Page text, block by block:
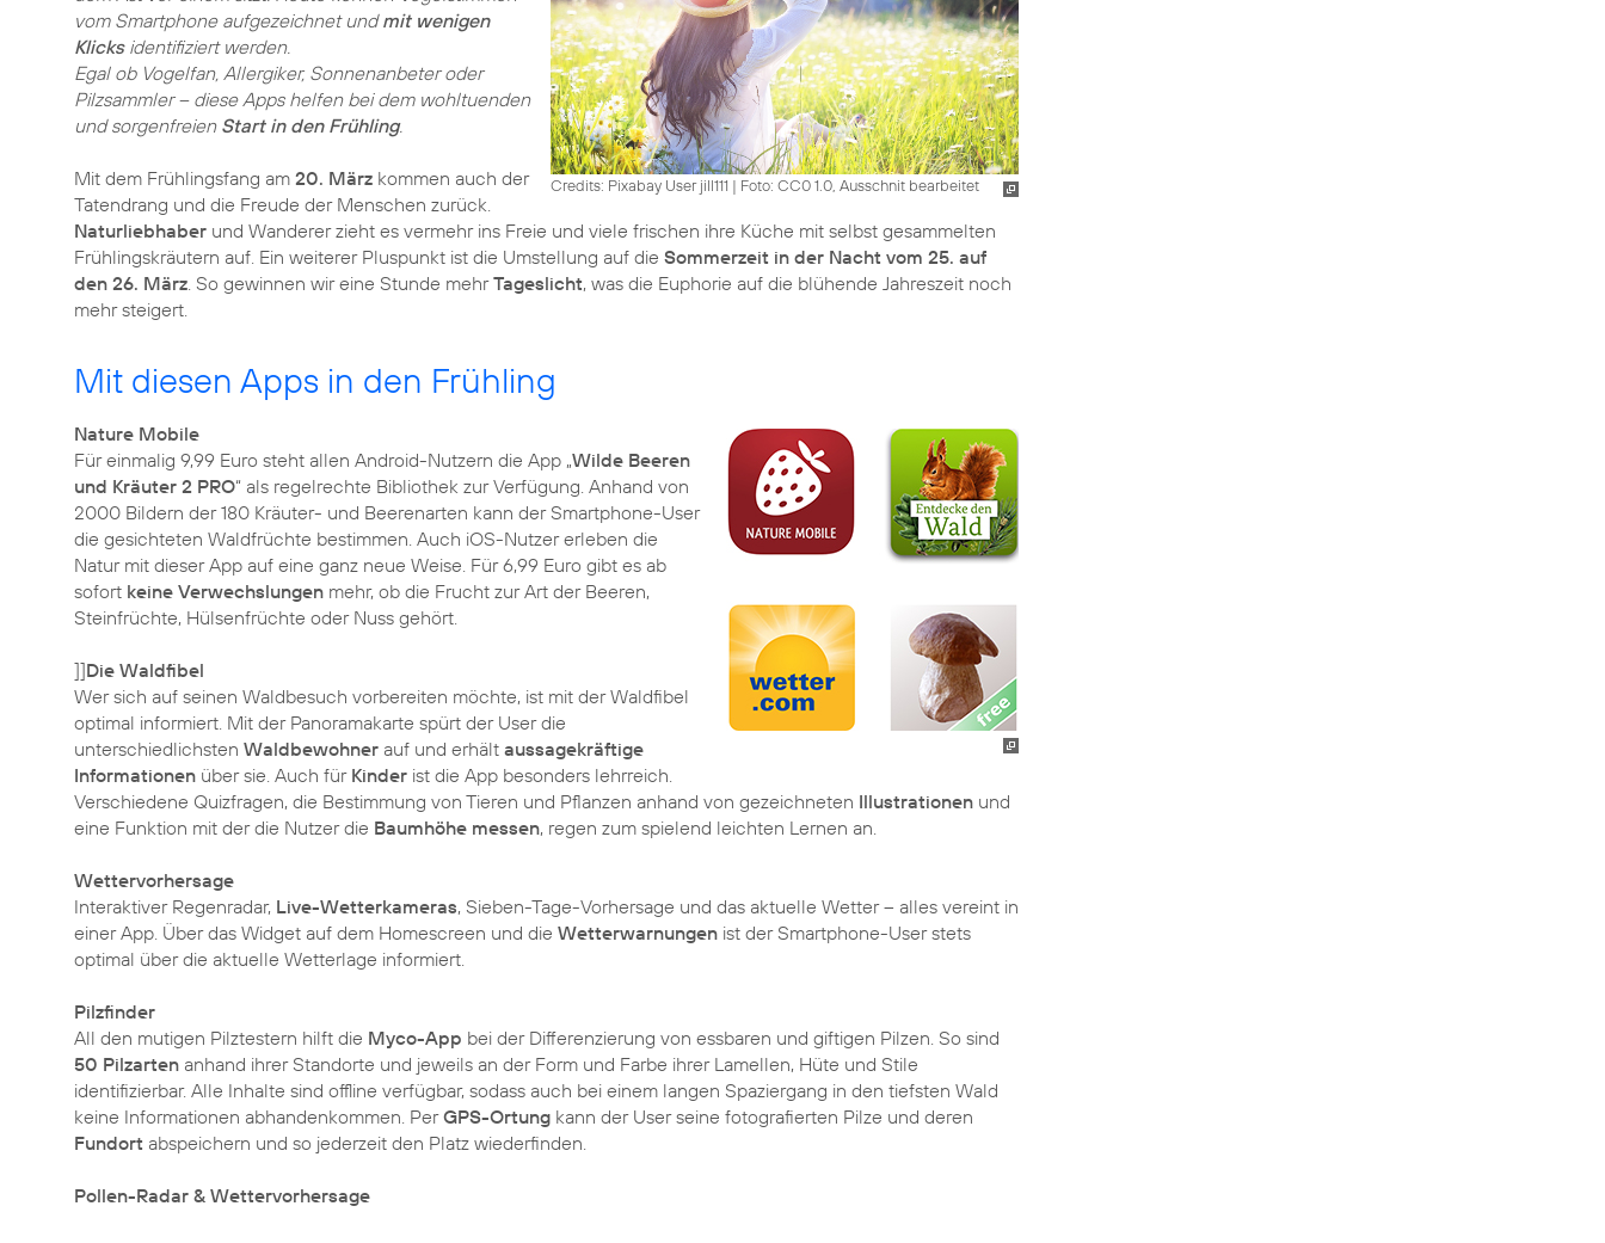
Credits: Pixabay User jill111 | Foto: CC0 1.0, Ausschnit bearbeitet
vom Smartphone aufgezeichnet undmit wenigen
Klicksidentifiziert werden.
Egal ob Vogelfan, Allergiker, Sonnenanbeter oder
Pilzsammler – diese Apps helfen bei dem wohltuenden
und sorgenfreien Start in den Frühling.
Mit dem Frühlingsfang am 20. März kommen auch der
Tatendrang und die Freude der Menschen zurück.
Naturliebhaber und Wanderer zieht es vermehr ins Freie und viele frischen ihre Küche mit selbst gesammelten
Frühlingskräutern auf. Ein weiterer Pluspunkt ist die Umstellung auf die Sommerzeit in der Nacht vom 25. auf
den 26. März. So gewinnen wir eine Stunde mehrTageslicht, was die Euphorie auf die blühende Jahreszeit noch
mehr steigert.
Mit diesen Apps in den Frühling
Nature Mobile
Für einmalig 9,99 Euro steht allen Android-Nutzern die App „Wilde Beeren
und Kräuter 2 PRO“ als regelrechte Bibliothek zur Verfügung. Anhand von
2000 Bildern der 180 Kräuter- und Beerenarten kann der Smartphone-User
die gesichteten Waldfrüchte bestimmen. Auch iOS-Nutzer erleben die
Natur mit dieser App auf eine ganz neue Weise. Für 6,99 Euro gibt es ab
sofort keine Verwechslungen mehr, ob die Frucht zur Art der Beeren,
Steinfrüchte, Hülsenfrüchte oder Nuss gehört.
]]Die Waldfibel
Wer sich auf seinen Waldbesuch vorbereiten möchte, ist mit der Waldfibel
optimal informiert. Mit der Panoramakarte spürt der User die
unterschiedlichsten Waldbewohner auf und erhält aussagekräftige
Informationen über sie. Auch für Kinder ist die App besonders lehrreich.
Verschiedene Quizfragen, die Bestimmung von Tieren und Pflanzen anhand von gezeichneten Illustrationen und
eine Funktion mit der die Nutzer die Baumhöhe messen, regen zum spielend leichten Lernen an.
Wettervorhersage
Interaktiver Regenradar, Live-Wetterkameras, Sieben-Tage-Vorhersage und das aktuelle Wetter – alles vereint in
einer App. Über das Widget auf dem Homescreen und die Wetterwarnungen ist der Smartphone-User stets
optimal über die aktuelle Wetterlage informiert.
Pilzfinder
All den mutigen Pilztestern hilft die Myco-App bei der Differenzierung von essbaren und giftigen Pilzen. So sind
50 Pilzarten anhand ihrer Standorte und jeweils an der Form und Farbe ihrer Lamellen, Hüte und Stile
identifizierbar. Alle Inhalte sind offline verfügbar, sodass auch bei einem langen Spaziergang in den tiefsten Wald
keine Informationen abhandenkommen. PerGPS-Ortung kann der User seine fotografierten Pilze und deren
Fundort abspeichern und so jederzeit den Platz wiederfinden.
Pollen-Radar & Wettervorhersage